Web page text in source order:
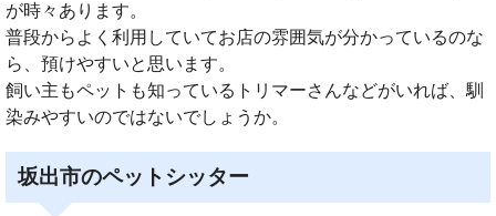
が時々あります。
普段からよく利用していてお店の雰囲気が分かっているのな
ら、預けやすいと思います。
飼い主もペットも知っているトリマーさんなどがいれば、馴
染みやすいのではないでしょうか。
坂出市のペットシッター